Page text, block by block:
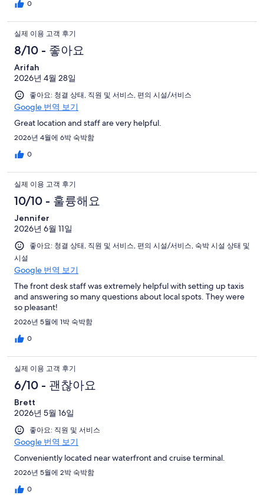
0
실제 이용 고객 후기
8/10 - 좋아요
Arifah
2026년 4월 28일
좋아요: 청결 상태, 직원 및 서비스, 편의 시설/서비스
Google 번역 보기
Great location and staff are very helpful.
2026년 4월에 6박 숙박함
0
실제 이용 고객 후기
10/10 - 훌륭해요
Jennifer
2026년 6월 11일
좋아요: 청결 상태, 직원 및 서비스, 편의 시설/서비스, 숙박 시설 상태 및
시설
Google 번역 보기
The front desk staff was extremely helpful with setting up taxis
and answering so many questions about local spots. They were
so pleasant!
2026년 5월에 1박 숙박함
0
실제 이용 고객 후기
6/10 - 괜찮아요
Brett
2026년 5월 16일
좋아요: 직원 및 서비스
Google 번역 보기
Conveniently located near waterfront and cruise terminal.
2026년 5월에 2박 숙박함
0